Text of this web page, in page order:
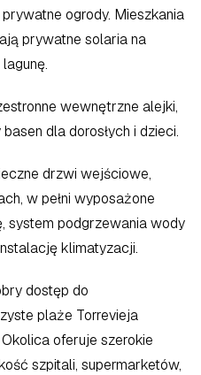
ogrody. Mieszkania
prywatne solaria na
wewnętrzne alejki,
dla dorosłych i dzieci.
drzwi wejściowe,
w pełni wyposażone
system podgrzewania wody
klimatyzacji.
dostęp do
plaże Torrevieja
oferuje szerokie
szpitali, supermarketów,